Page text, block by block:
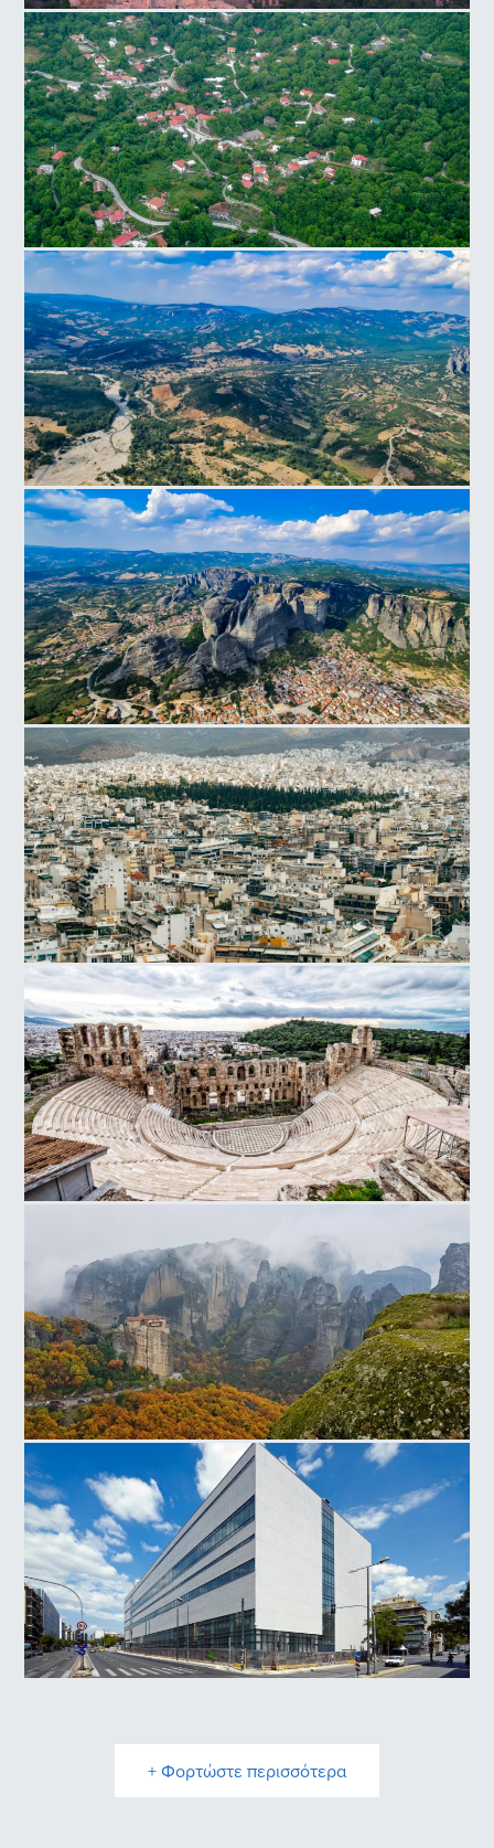
Λόφος της Ακροπόλεως
Καλαμπάκα
Καλαμπάκα
Καλαμπάκα
Αθήνα
+ Φορτώστε περισσότερα